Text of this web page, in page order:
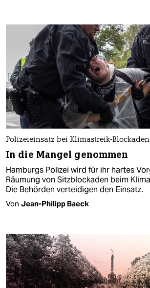
Polizeieinsatz bei Klimastreik-Blockaden
In die Mangel genommen
Hamburgs Polizei wird für ihr hartes
Räumung von Sitzblockaden beim
Die Behörden verteidigen den Einsatz.
Von Jean-Philipp Baeck